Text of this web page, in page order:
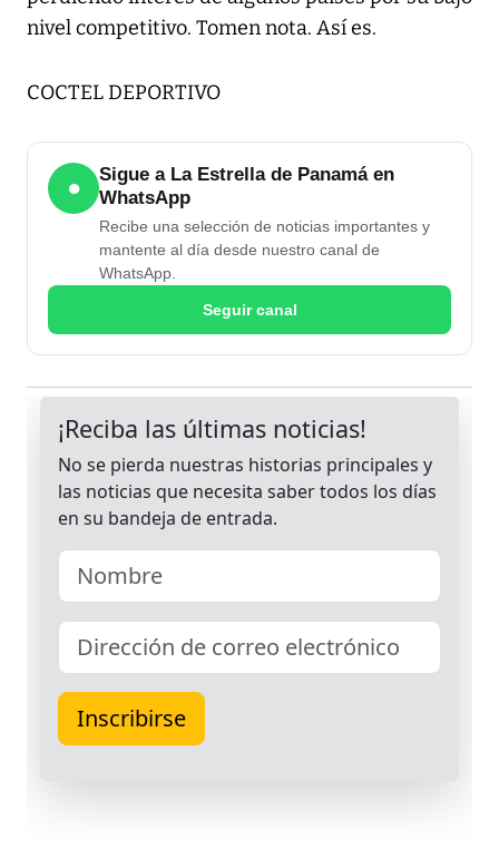
nivel competitivo. Tomen nota. Así es.
COCTEL DEPORTIVO
●
Sigue a La Estrella de Panamá en
WhatsApp
Recibe una selección de noticias importantes y
mantente al día desde nuestro canal de
WhatsApp.
Seguir canal